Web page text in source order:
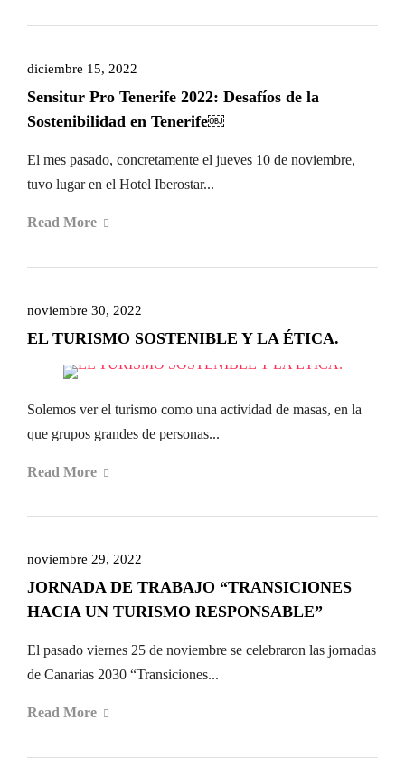
diciembre 15, 2022
Sensitur Pro Tenerife 2022: Desafíos de la
Sostenibilidad en Tenerife￼
El mes pasado, concretamente el jueves 10 de noviembre,
tuvo lugar en el Hotel Iberostar...
Read More
noviembre 30, 2022
EL TURISMO SOSTENIBLE Y LA ÉTICA.
Solemos ver el turismo como una actividad de masas, en la
que grupos grandes de personas...
Read More
noviembre 29, 2022
JORNADA DE TRABAJO “TRANSICIONES
HACIA UN TURISMO RESPONSABLE”
El pasado viernes 25 de noviembre se celebraron las jornadas
de Canarias 2030 “Transiciones...
Read More